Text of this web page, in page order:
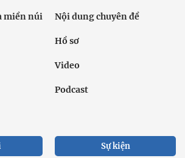
miền núi Nội dung chuyên đề
Hồ sơ
Video
Podcast
Sự kiện